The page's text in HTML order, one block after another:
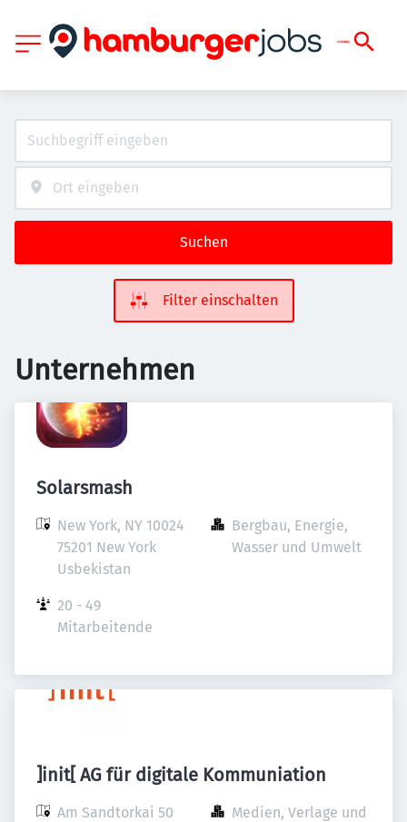
Suchen
Filter einschalten
Unternehmen
Solarsmash
New York, NY 10024
75201 New York
Usbekistan
Bergbau, Energie,
Wasser und Umwelt
20 - 49
Mitarbeitende
]init[ AG für digitale Kommuniation
Am Sandtorkai 50
Medien, Verlage und